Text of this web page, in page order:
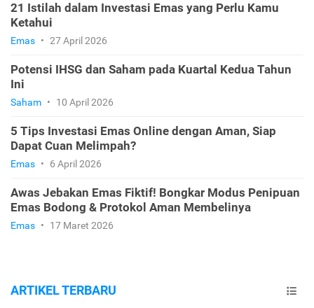
21 Istilah dalam Investasi Emas yang Perlu Kamu
Ketahui
Emas • 27 April 2026
Potensi IHSG dan Saham pada Kuartal Kedua Tahun
Ini
Saham • 10 April 2026
5 Tips Investasi Emas Online dengan Aman, Siap
Dapat Cuan Melimpah?
Emas • 6 April 2026
Awas Jebakan Emas Fiktif! Bongkar Modus Penipuan
Emas Bodong & Protokol Aman Membelinya
Emas • 17 Maret 2026
ARTIKEL TERBARU